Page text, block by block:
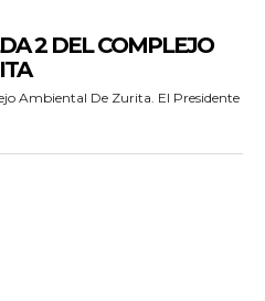
2 DEL COMPLEJO
Ambiental De Zurita. El Presidente